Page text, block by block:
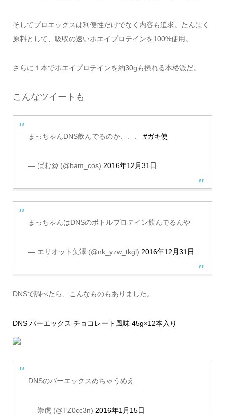
そしてプロエックスは利便性だけでなく内容も追求。たんぱく
原料として、吸収の速いホエイプロテインを100%使用。
さらに１本でホエイプロテインを約30gも摂れる本格派だ。
こんなツイートも
まっちゃんDNS飲んでるのか、、、 #ガキ使
— ばむ@ (@bam_cos) 2016年12月31日
まっちゃんはDNSのボトルプロテイン飲んでるんや
— エリオット矢澤 (@nk_yzw_tkgl) 2016年12月31日
DNSで調べたら、こんなものもありました。
DNS バーエックス チョコレート風味 45g×12本入り
DNSのバーエックスめちゃうめえ
— 崇虎 (@TZ0cc3n) 2016年1月15日